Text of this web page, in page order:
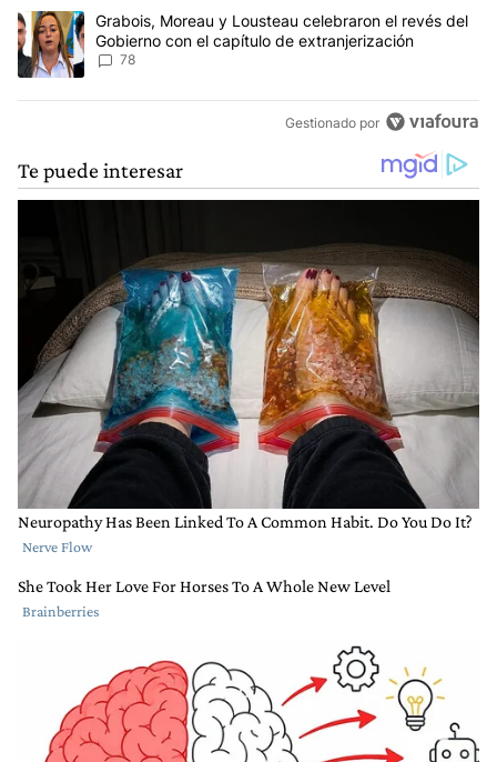
Un artículo de tendencia con el título "Grabois, Moreau y
Grabois, Moreau y Lousteau celebraron el revés del
Gobierno con el capítulo de extranjerización
78
Gestionado por